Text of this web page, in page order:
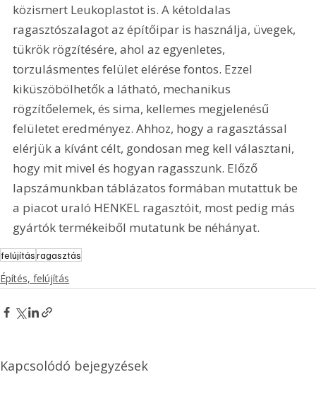
közismert Leukoplastot is. A kétoldalas
ragasztószalagot az építőipar is használja, üvegek,
tükrök rögzítésére, ahol az egyenletes,
torzulásmentes felület elérése fontos. Ezzel
kiküszöbölhetők a látható, mechanikus
rögzítőelemek, és sima, kellemes megjelenésű
felületet eredményez. Ahhoz, hogy a ragasztással
elérjük a kívánt célt, gondosan meg kell választani,
hogy mit mivel és hogyan ragasszunk. Előző
lapszámunkban táblázatos formában mutattuk be
a piacot uraló HENKEL ragasztóit, most pedig más
gyártók termékeiből mutatunk be néhányat.
felújításragasztás
Építés, felújítás
Kapcsolódó bejegyzések